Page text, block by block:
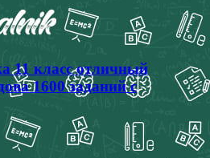
11 класс отличный
1600 заданий с